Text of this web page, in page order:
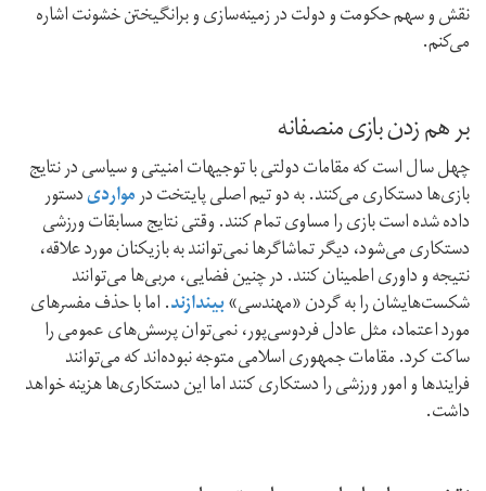
نقش و سهم حکومت و دولت در زمینه‌سازی و برانگیختن خشونت اشاره
می‌کنم.
بر هم زدن بازی منصفانه
چهل سال است که مقامات دولتی با توجیهات امنیتی و سیاسی در نتایج
بازی‌ها دستکاری می‌کنند. به دو تیم اصلی پایتخت درمواردیدستور
داده شده است بازی را مساوی تمام کنند. وقتی نتایج مسابقات ورزشی
دستکاری می‌شود، دیگر تماشاگرها نمی‌توانند به بازیکنان مورد علاقه،
نتیجه و داوری اطمینان کنند. در چنین فضایی، مربی‌ها می‌توانند
شکست‌هایشان را به گردن «مهندسی»بیندازند. اما با حذف مفسرهای
مورد اعتماد، مثل عادل فردوسی‌پور، نمی‌توان پرسش‌های عمومی را
ساکت کرد. مقامات جمهوری اسلامی متوجه نبوده‌اند که می‌توانند
فرایندها و امور ورزشی را دستکاری کنند اما این دستکاری‌ها هزینه خواهد
داشت.